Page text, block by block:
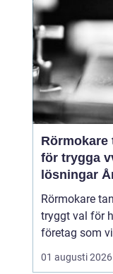
Rörmokare
för trygga
lösningar
Rörmokare
tryggt val för
företag som
säkra,
professionella
01 augusti 2026